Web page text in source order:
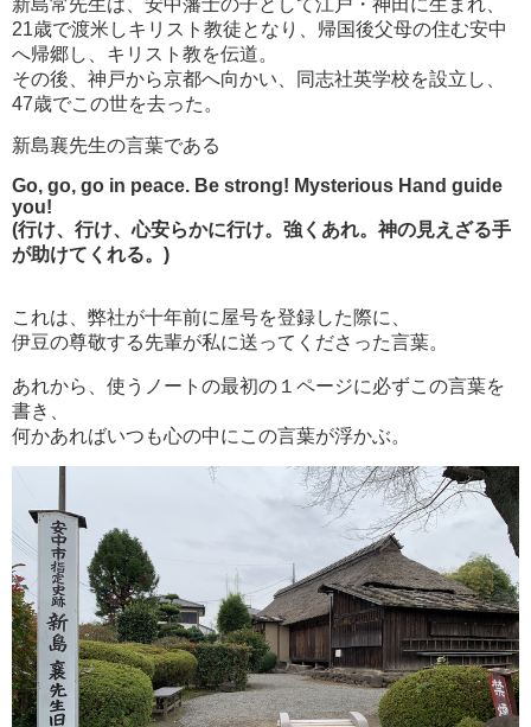
新島常先生は、安中藩士の子として江戸・神田に生まれ、
21歳で渡米しキリスト教徒となり、帰国後父母の住む安中
へ帰郷し、キリスト教を伝道。
その後、神戸から京都へ向かい、同志社英学校を設立し、
47歳でこの世を去った。
新島襄先生の言葉である
Go, go, go in peace. Be strong! Mysterious Hand guide
you!
(行け、行け、心安らかに行け。強くあれ。神の見えざる手
が助けてくれる。)
これは、弊社が十年前に屋号を登録した際に、
伊豆の尊敬する先輩が私に送ってくださった言葉。
あれから、使うノートの最初の１ページに必ずこの言葉を
書き、
何かあればいつも心の中にこの言葉が浮かぶ。